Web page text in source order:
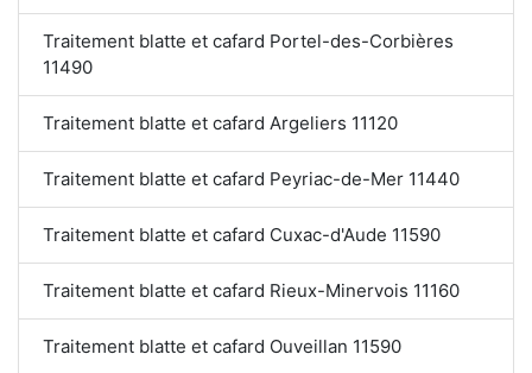
Traitement blatte et cafard Portel-des-Corbières
11490
Traitement blatte et cafard Argeliers 11120
Traitement blatte et cafard Peyriac-de-Mer 11440
Traitement blatte et cafard Cuxac-d'Aude 11590
Traitement blatte et cafard Rieux-Minervois 11160
Traitement blatte et cafard Ouveillan 11590